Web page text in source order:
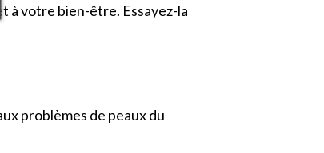
à votre bien-être. Essayez-la
problèmes de peaux du